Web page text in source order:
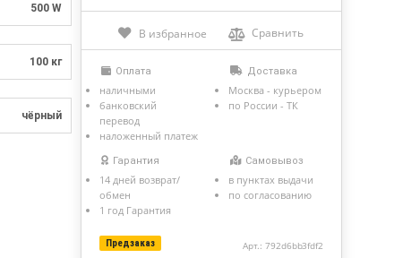
Арт.: 792d6bb3fdf2
Предзаказ
В избранное Сравнить
Оплата
наличными
банковский
перевод
наложенный платеж
Доставка
Москва - курьером
по России - ТК
Гарантия
14 дней возврат/
обмен
1 год Гарантия
Самовывоз
в пунктах выдачи
по согласованию
500 W
100 кг
чёрный